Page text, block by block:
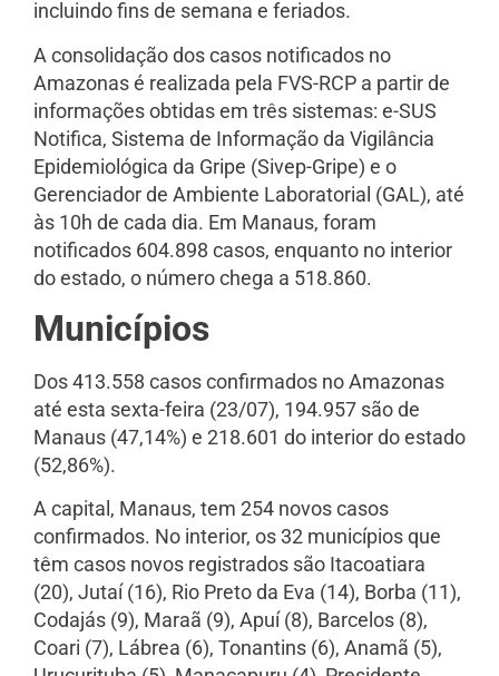
incluindo fins de semana e feriados.
A consolidação dos casos notificados no
Amazonas é realizada pela FVS-RCP a partir de
informações obtidas em três sistemas: e-SUS
Notifica, Sistema de Informação da Vigilância
Epidemiológica da Gripe (Sivep-Gripe) e o
Gerenciador de Ambiente Laboratorial (GAL), até
às 10h de cada dia. Em Manaus, foram
notificados 604.898 casos, enquanto no interior
do estado, o número chega a 518.860.
Municípios
Dos 413.558 casos confirmados no Amazonas
até esta sexta-feira (23/07), 194.957 são de
Manaus (47,14%) e 218.601 do interior do estado
(52,86%).
A capital, Manaus, tem 254 novos casos
confirmados. No interior, os 32 municípios que
têm casos novos registrados são Itacoatiara
(20), Jutaí (16), Rio Preto da Eva (14), Borba (11),
Codajás (9), Maraã (9), Apuí (8), Barcelos (8),
Coari (7), Lábrea (6), Tonantins (6), Anamã (5),